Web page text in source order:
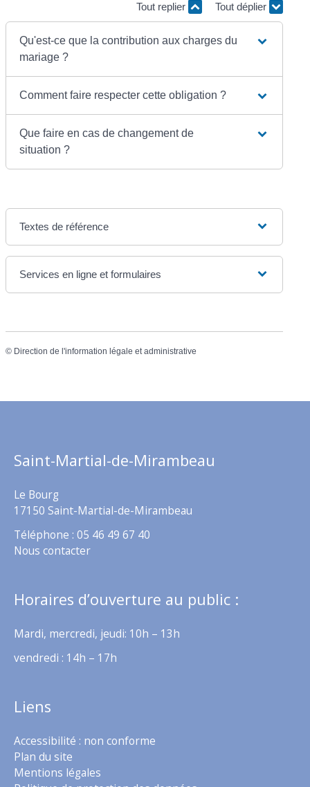
Tout replier Tout déplier
Qu'est-ce que la contribution aux charges du
mariage ?
Comment faire respecter cette obligation ?
Que faire en cas de changement de
situation ?
Textes de référence
Services en ligne et formulaires
© Direction de l'information légale et administrative
Saint-Martial-de-Mirambeau
Le Bourg
17150 Saint-Martial-de-Mirambeau
Téléphone : 05 46 49 67 40
Nous contacter
Horaires d’ouverture au public :
Mardi, mercredi, jeudi: 10h – 13h
vendredi : 14h – 17h
Liens
Accessibilité : non conforme
Plan du site
Mentions légales